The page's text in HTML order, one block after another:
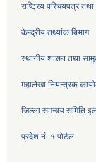
राष्ट्रिय परिचयपत्र
केन्द्रीय तथ्यांक बिभाग
स्थानीय शासन तथा
महालेखा नियन्त्रक
जिल्ला समन्वय समिति
प्रदेश नं. १ पोर्टल